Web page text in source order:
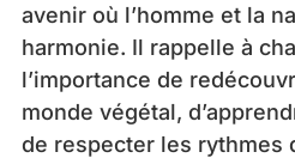
avenir où l’homme et la
harmonie. Il rappelle à
l’importance de
monde végétal,
de respecter les rythmes